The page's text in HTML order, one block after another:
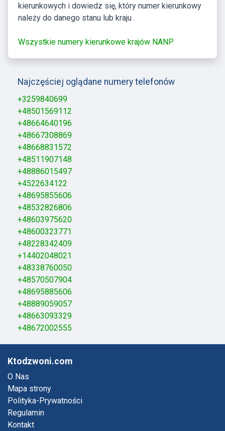
kierunkowych i dowiedz się, który numer kierunkowy
należy do danego stanu lub kraju .
Wszystkie numery kierunkowe krajów NANP
Najczęściej oglądane numery telefonów
+3259840699
+48501569112
+48664640196
+48667308869
+48668831572
+48511907148
+48886015497
+4522634122
+48695855606
+48532826806
+48603975620
+48600323771
+48228342409
+14402048021
+48338760050
+48570507904
+48695885606
+48889059057
+48663093329
+48672002555
Ktodzwoni.com
O Nas
Mapa strony
Polityka-Prywatności
Regulamin
Kontakt